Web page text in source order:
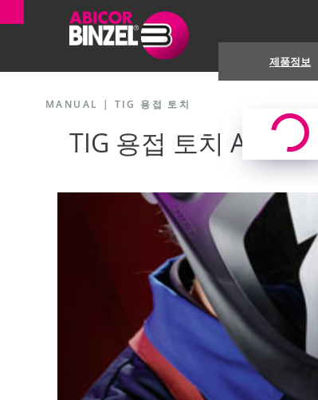
제품정보
MANUAL | TIG 용접 토치
TIG 용접 토치 ABITIG